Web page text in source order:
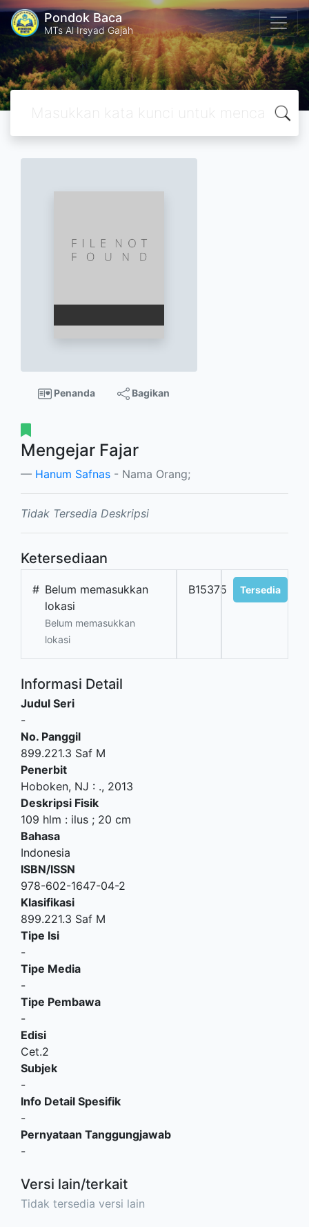
Pondok Baca
MTs Al Irsyad Gajah
Penanda Bagikan
Mengejar Fajar
Hanum Safnas - Nama Orang;
Tidak Tersedia Deskripsi
Ketersediaan
# Belum memasukkan
lokasi
Belum memasukkan
lokasi
B15375 Tersedia
Informasi Detail
Judul Seri
-
No. Panggil
899.221.3 Saf M
Penerbit
Hoboken, NJ : ., 2013
Deskripsi Fisik
109 hlm : ilus ; 20 cm
Bahasa
Indonesia
ISBN/ISSN
978-602-1647-04-2
Klasifikasi
899.221.3 Saf M
Tipe Isi
-
Tipe Media
-
Tipe Pembawa
-
Edisi
Cet.2
Subjek
-
Info Detail Spesifik
-
Pernyataan Tanggungjawab
-
Versi lain/terkait
Tidak tersedia versi lain